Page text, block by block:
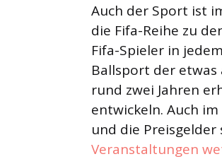
Auch der Sport ist
die Fifa-Reihe zu
Fifa-Spieler in
Ballsport der etwas
rund zwei Jahren
entwickeln. Auch
und die Preisgelder
Veranstaltungen